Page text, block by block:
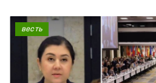
исследователем по
международной
Human Rights Watch
весть